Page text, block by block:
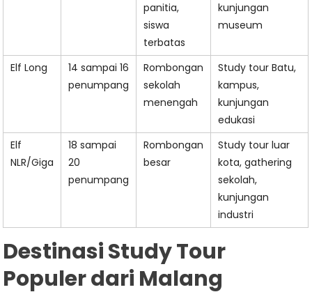
panitia,
siswa
terbatas
kunjungan
museum
Elf Long
14 sampai 16
penumpang
Rombongan
sekolah
menengah
Study tour Batu,
kampus,
kunjungan
edukasi
Elf
NLR/Giga
18 sampai
20
penumpang
Rombongan
besar
Study tour luar
kota, gathering
sekolah,
kunjungan
industri
Destinasi Study Tour
Populer dari Malang